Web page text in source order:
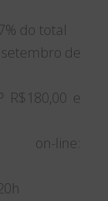
do total
de
R$180,00 e
line: